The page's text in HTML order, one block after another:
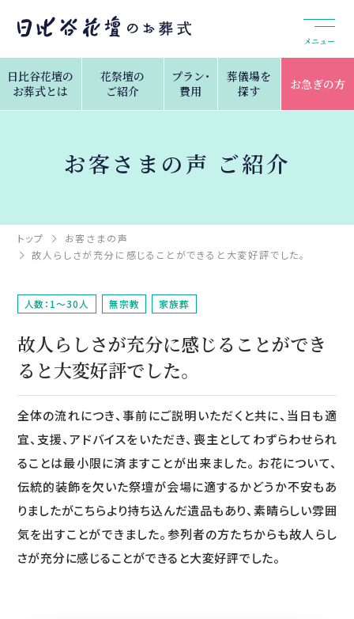
メニュー
日比谷花壇の
お葬式とは
花祭壇の
ご紹介
プラン・
費用
葬儀場を
探す
お急ぎの方
お客さまの声 ご紹介
トップ
お客さまの声
故人らしさが充分に感じることができると大変好評でした。
人数：1～30人 無宗教 家族葬
故人らしさが充分に感じることができ
ると大変好評でした。
全体の流れにつき、事前にご説明いただくと共に、当日も適
宜、支援、アドバイスをいただき、喪主としてわずらわせられ
ることは最小限に済ますことが出来ました。 お花について、
伝統的装飾を欠いた祭壇が会場に適するかどうか不安もあ
りましたがこちらより持ち込んだ遺品もあり、素晴らしい雰囲
気を出すことができました。参列者の方たちからも故人らし
さが充分に感じることができると大変好評でした。